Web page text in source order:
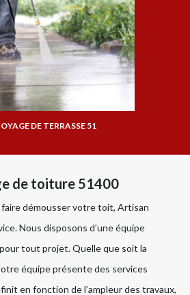
DE TERRASSE 51
de toiture 51400
faire démousser votre toit, Artisan
Nous disposons d’une équipe
tout projet. Quelle que soit la
équipe présente des services
en fonction de l’ampleur des travaux,